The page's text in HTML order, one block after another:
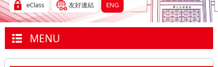
eClass 友好連結 ENG
MENU